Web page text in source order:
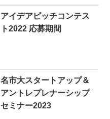
アイデアピッチコンテス
ト2022 応募期間
名市大スタートアップ＆
アントレプレナーシップ
セミナー2023